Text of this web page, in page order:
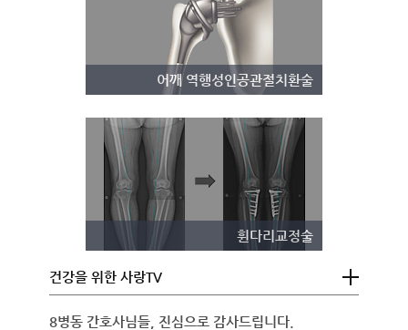
어깨 역행성인공관절치환술
휜다리교정술
건강을 위한 사랑TV
8병동 간호사님들, 진심으로 감사드립니다.